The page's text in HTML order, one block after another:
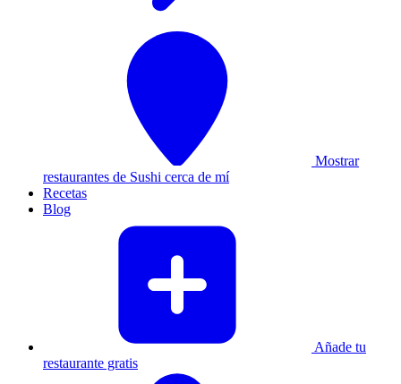
Mostrar
restaurantes de Sushi cerca de mí
Recetas
Blog
Añade tu
restaurante gratis